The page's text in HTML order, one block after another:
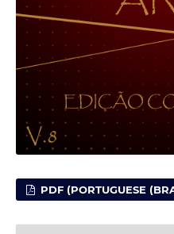
PDF (PORTUGUESE